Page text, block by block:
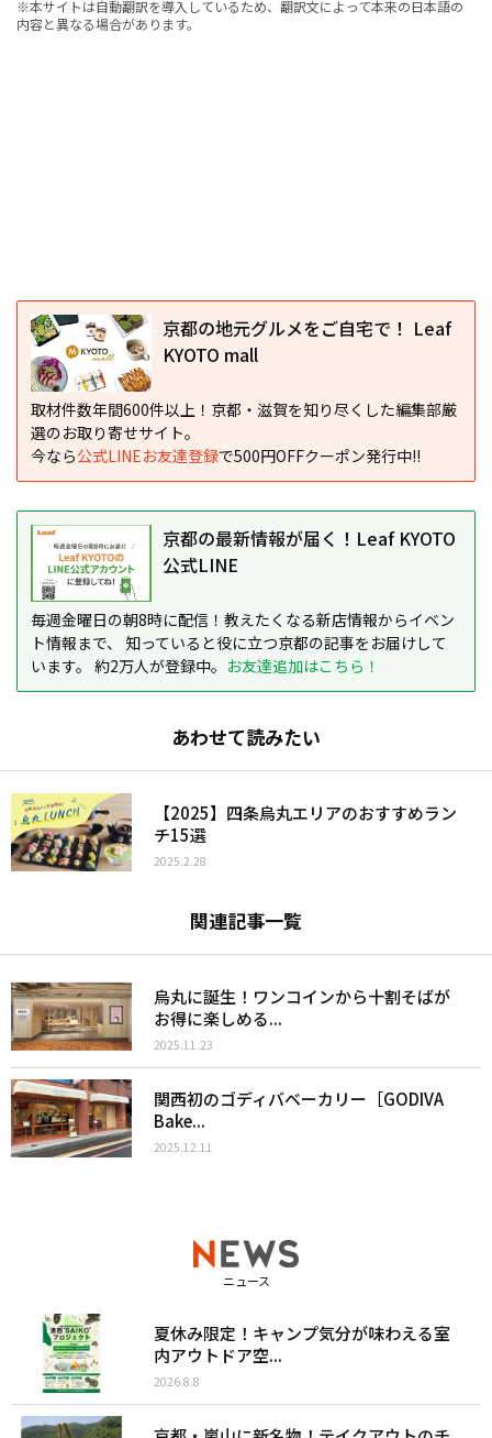
※本サイトは自動翻訳を導入しているため、翻訳文によって本来の日本語の
内容と異なる場合があります。
京都の地元グルメをご自宅で！ Leaf
KYOTO mall
取材件数年間600件以上！京都・滋賀を知り尽くした編集部厳
選のお取り寄せサイト。
今なら公式LINEお友達登録で500円OFFクーポン発行中!!
京都の最新情報が届く！Leaf KYOTO
公式LINE
毎週金曜日の朝8時に配信！教えたくなる新店情報からイベン
ト情報まで、 知っていると役に立つ京都の記事をお届けして
います。 約2万人が登録中。 お友達追加はこちら！
あわせて読みたい
【2025】四条烏丸エリアのおすすめラン
チ15選
2025.2.28
関連記事一覧
烏丸に誕生！ワンコインから十割そばが
お得に楽しめる...
2025.11.23
関西初のゴディバベーカリー［GODIVA
Bake...
2025.12.11
ニュース
夏休み限定！キャンプ気分が味わえる室
内アウトドア空...
2026.8.8